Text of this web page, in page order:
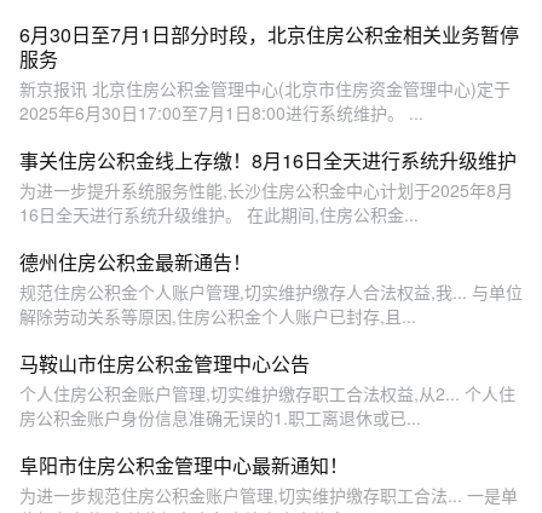
6月30日至7月1日部分时段，北京住房公积金相关业务暂停
服务
新京报讯 北京住房公积金管理中心(北京市住房资金管理中心)定于
2025年6月30日17:00至7月1日8:00进行系统维护。 ...
事关住房公积金线上存缴！8月16日全天进行系统升级维护
为进一步提升系统服务性能,长沙住房公积金中心计划于2025年8月
16日全天进行系统升级维护。 在此期间,住房公积金...
德州住房公积金最新通告！
规范住房公积金个人账户管理,切实维护缴存人合法权益,我... 与单位
解除劳动关系等原因,住房公积金个人账户已封存,且...
马鞍山市住房公积金管理中心公告
个人住房公积金账户管理,切实维护缴存职工合法权益,从2... 个人住
房公积金账户身份信息准确无误的1.职工离退休或已...
阜阳市住房公积金管理中心最新通知！
为进一步规范住房公积金账户管理,切实维护缴存职工合法... 一是单